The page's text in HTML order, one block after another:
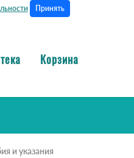
Принять
Корзина
и указания